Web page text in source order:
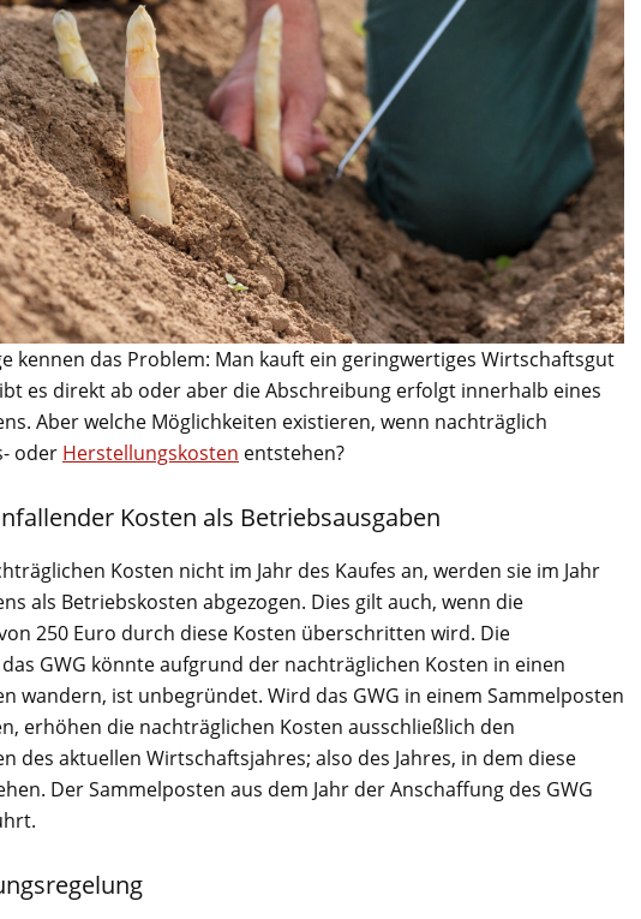
kennen das Problem: Man kauft ein geringwertiges Wirtschaftsgut
es direkt ab oder aber die Abschreibung erfolgt innerhalb eines
Aber welche Möglichkeiten existieren, wenn nachträglich
oder Herstellungskosten entstehen?
Kosten als Betriebsausgaben
Kosten nicht im Jahr des Kaufes an, werden sie im Jahr
als Betriebskosten abgezogen. Dies gilt auch, wenn die
250 Euro durch diese Kosten überschritten wird. Die
GWG könnte aufgrund der nachträglichen Kosten in einen
wandern, ist unbegründet. Wird das GWG in einem Sammelposten
erhöhen die nachträglichen Kosten ausschließlich den
des aktuellen Wirtschaftsjahres; also des Jahres, in dem diese
Der Sammelposten aus dem Jahr der Anschaffung des GWG